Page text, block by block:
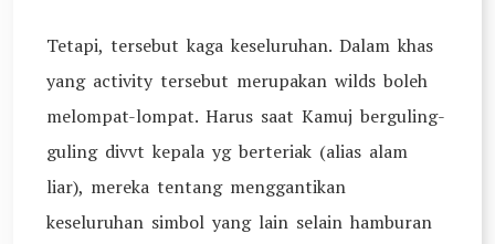
Tetapi, tersebut kaga keseluruhan. Dalam khas
yang activity tersebut merupakan wilds boleh
melompat-lompat. Harus saat Kamuj berguling-
guling divvt kepala yg berteriak (alias alam
liar), mereka tentang menggantikan
keseluruhan simbol yang lain selain hamburan